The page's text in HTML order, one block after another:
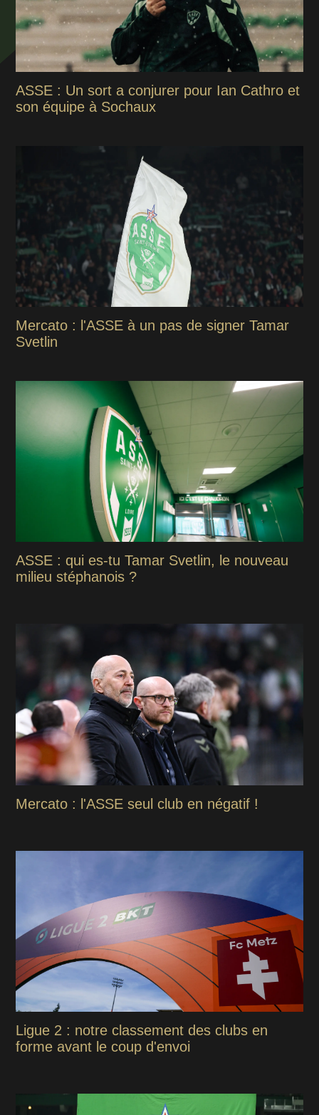
ASSE : Un sort a conjurer pour Ian Cathro et
son équipe à Sochaux
Mercato : l'ASSE à un pas de signer Tamar
Svetlin
ASSE : qui es-tu Tamar Svetlin, le nouveau
milieu stéphanois ?
Mercato : l'ASSE seul club en négatif !
Ligue 2 : notre classement des clubs en
forme avant le coup d'envoi